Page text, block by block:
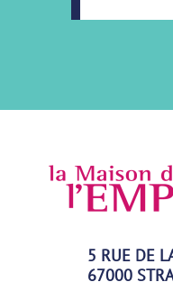
5 RUE DE
67000